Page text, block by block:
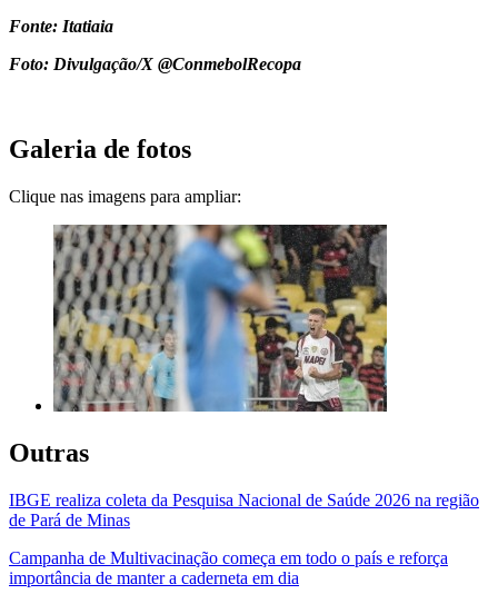
Fonte: Itatiaia
Foto: Divulgação/X @ConmebolRecopa
Galeria de fotos
Clique nas imagens para ampliar:
Outras
IBGE realiza coleta da Pesquisa Nacional de Saúde 2026 na região
de Pará de Minas
Campanha de Multivacinação começa em todo o país e reforça
importância de manter a caderneta em dia